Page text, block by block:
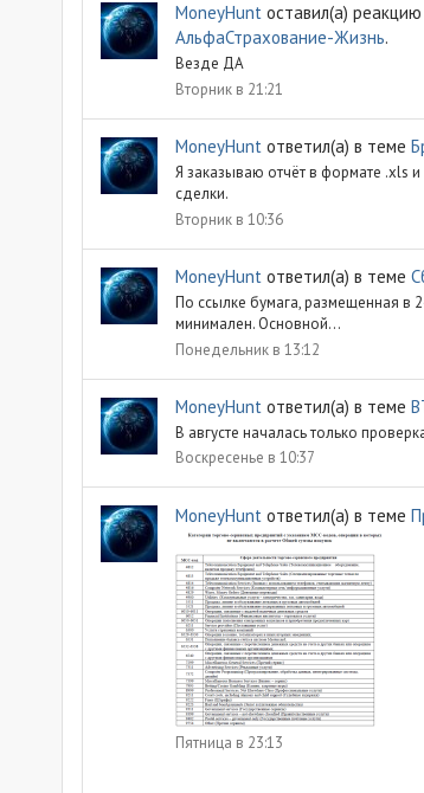
MoneyHunt оставил(а) реакцию
АльфаСтрахование-Жизнь.
Везде ДА
Вторник в 21:21
MoneyHunt ответил(а) в теме
Я заказываю отчёт в формате .xls
сделки.
Вторник в 10:36
MoneyHunt ответил(а) в теме
По ссылке бумага, размещенная в
минимален. Основной...
Понедельник в 13:12
MoneyHunt ответил(а) в теме
В августе началась только
Воскресенье в 10:37
MoneyHunt ответил(а) в теме
Пятница в 23:13